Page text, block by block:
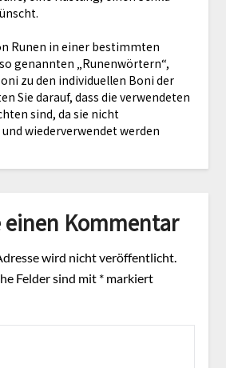
Runen in einer bestimmten
genannten „Runenwörtern“,
zu den individuellen Boni der
Sie darauf, dass die verwendeten
sind, da sie nicht
wiederverwendet werden
einen Kommentar
wird nicht veröffentlicht.
Felder sind mit *markiert